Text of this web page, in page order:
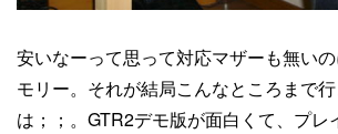
安いなーって思って対応マザーも無い
モリー。それが結局こんなところまで
は；；。GTR2デモ版が面白くて、プレ